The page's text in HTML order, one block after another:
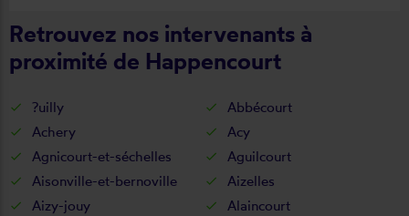
Retrouvez nos intervenants à
proximité de Happencourt
?uilly
Abbécourt
Achery
Acy
Agnicourt-et-séchelles
Aguilcourt
Aisonville-et-bernoville
Aizelles
Aizy-jouy
Alaincourt